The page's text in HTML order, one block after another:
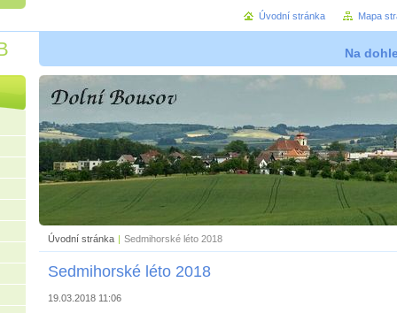
Na
Úvodní stránka | Sedmihorské léto 2018
Sedmihorské léto 2018
19.03.2018 11:06
Úvodní stránka Mapa